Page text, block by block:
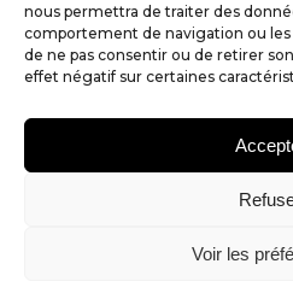
nous permettra de traiter des
comportement de navigation ou les
de ne pas consentir ou de retirer
effet négatif sur certaines
Voir les
Notre actualité
Éthique & Qualité
Recommandez notre
Prendre rendez-vous !
Si on recrute, c’est ici !